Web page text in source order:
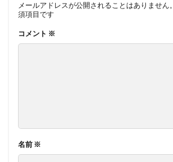
メールアドレスが公開されることはありません。
須項目です
コメント ※
名前 ※